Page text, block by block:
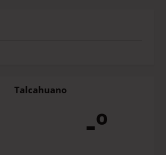
Talcahuano
-º